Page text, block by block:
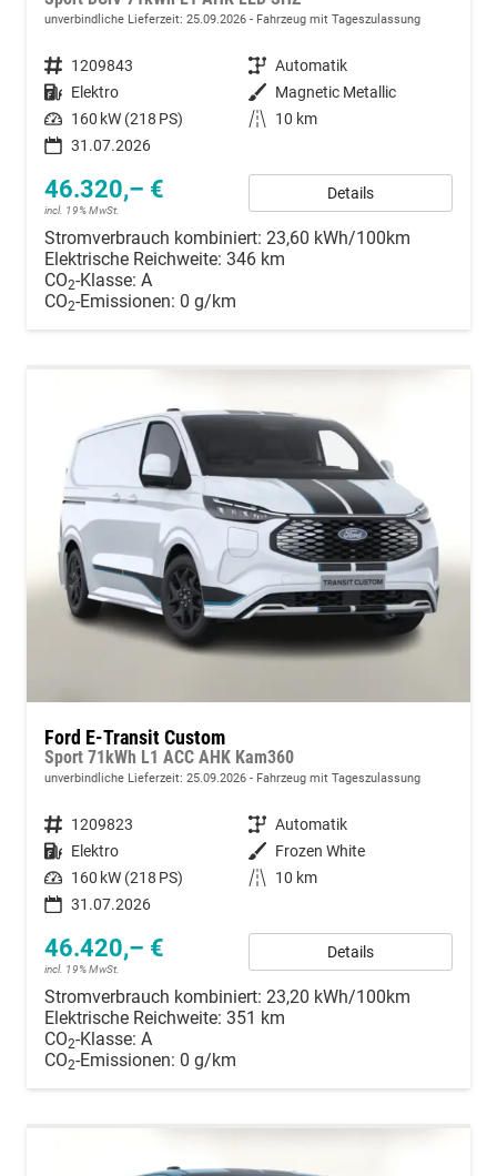
unverbindliche Lieferzeit: 25.09.2026 Fahrzeug mit Tageszulassung
Fahrzeugnummer 1209843 Getriebe Automatik
Kraftstoff Elektro Außenfarbe Magnetic Metallic
Leistung 160 kW (218 PS) Kilometerstand
10 km
31.07.2026
46.320,– €
incl. 19% MwSt.
Details
Stromverbrauch kombiniert: 23,60 kWh/100km
Elektrische Reichweite: 346 km
CO2-Klasse: A
CO2-Emissionen: 0 g/km
Ford E-Transit Custom
Sport 71kWh L1 ACC AHK Kam360
unverbindliche Lieferzeit: 25.09.2026 Fahrzeug mit Tageszulassung
Fahrzeugnummer 1209823 Getriebe Automatik
Kraftstoff Elektro Außenfarbe Frozen White
Leistung 160 kW (218 PS) Kilometerstand
10 km
31.07.2026
46.420,– €
incl. 19% MwSt.
Details
Stromverbrauch kombiniert: 23,20 kWh/100km
Elektrische Reichweite: 351 km
CO2-Klasse: A
CO2-Emissionen: 0 g/km